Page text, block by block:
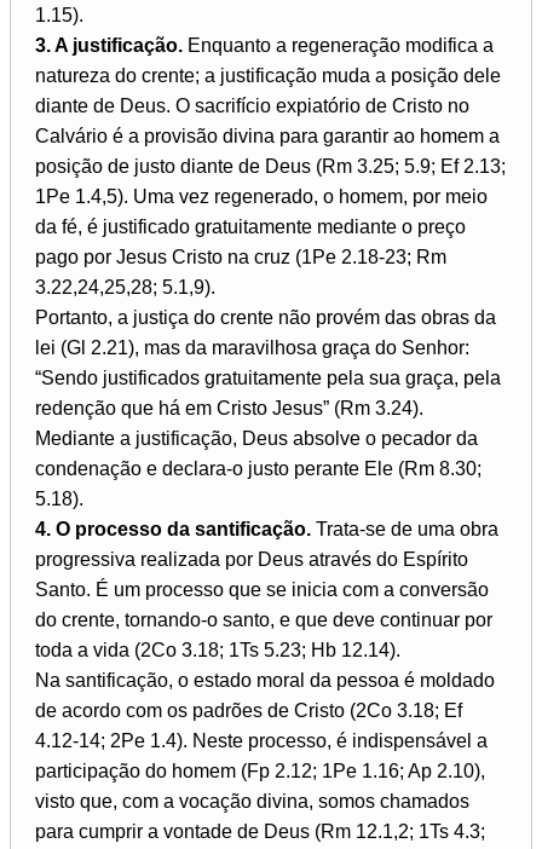
1.15).
3. A justificação. Enquanto a regeneração modifica a
natureza do crente; a justificação muda a posição dele
diante de Deus. O sacrifício expiatório de Cristo no
Calvário é a provisão divina para garantir ao homem a
posição de justo diante de Deus (Rm 3.25; 5.9; Ef 2.13;
1Pe 1.4,5). Uma vez regenerado, o homem, por meio
da fé, é justificado gratuitamente mediante o preço
pago por Jesus Cristo na cruz (1Pe 2.18-23; Rm
3.22,24,25,28; 5.1,9).
Portanto, a justiça do crente não provém das obras da
lei (Gl 2.21), mas da maravilhosa graça do Senhor:
“Sendo justificados gratuitamente pela sua graça, pela
redenção que há em Cristo Jesus” (Rm 3.24).
Mediante a justificação, Deus absolve o pecador da
condenação e declara-o justo perante Ele (Rm 8.30;
5.18).
4. O processo da santificação. Trata-se de uma obra
progressiva realizada por Deus através do Espírito
Santo. É um processo que se inicia com a conversão
do crente, tornando-o santo, e que deve continuar por
toda a vida (2Co 3.18; 1Ts 5.23; Hb 12.14).
Na santificação, o estado moral da pessoa é moldado
de acordo com os padrões de Cristo (2Co 3.18; Ef
4.12-14; 2Pe 1.4). Neste processo, é indispensável a
participação do homem (Fp 2.12; 1Pe 1.16; Ap 2.10),
visto que, com a vocação divina, somos chamados
para cumprir a vontade de Deus (Rm 12.1,2; 1Ts 4.3;